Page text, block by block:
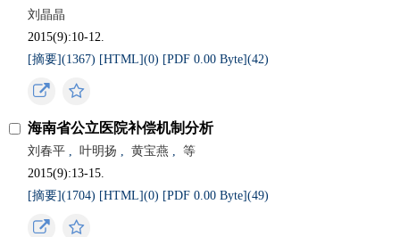
刘晶晶
2015(9):10-12.
[摘要](1367) [HTML](0) [PDF 0.00 Byte](42)
海南省公立医院补偿机制分析
刘春平 , 叶明扬 , 黄宝燕 ,
等
2015(9):13-15.
[摘要](1704) [HTML](0) [PDF 0.00 Byte](49)